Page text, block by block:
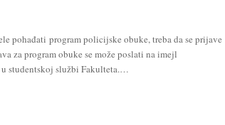
pohađati program policijske obuke, treba da se prijave
za program obuke se može poslati na imejl
studentskoj službi Fakulteta.…